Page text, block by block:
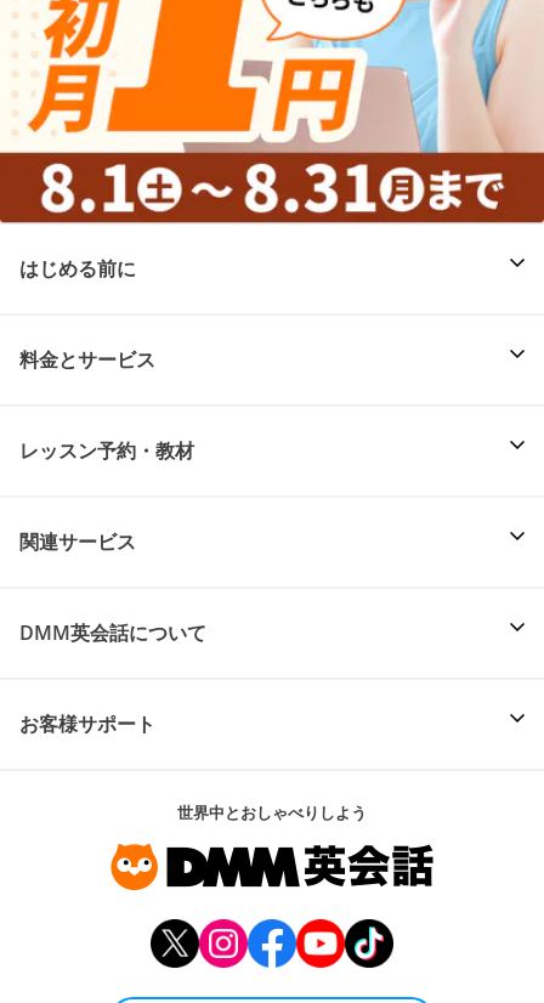
はじめる前に
料金とサービス
レッスン予約・教材
関連サービス
DMM英会話について
お客様サポート
世界中とおしゃべりしよう